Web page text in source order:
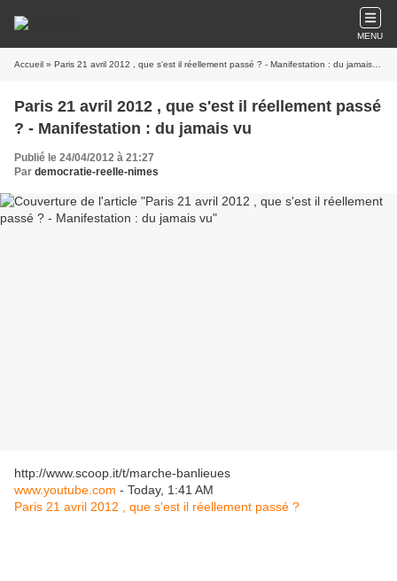
MENU
Accueil » Paris 21 avril 2012 , que s'est il réellement passé ? - Manifestation : du jamais vu
Paris 21 avril 2012 , que s'est il réellement passé
? - Manifestation : du jamais vu
Publié le 24/04/2012 à 21:27
Par democratie-reelle-nimes
http://www.scoop.it/t/marche-banlieues
www.youtube.com - Today, 1:41 AM
Paris 21 avril 2012 , que s'est il réellement passé ?